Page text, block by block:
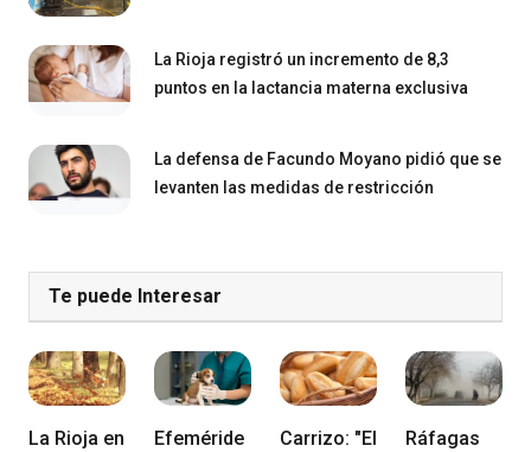
La Rioja registró un incremento de 8,3
puntos en la lactancia materna exclusiva
La defensa de Facundo Moyano pidió que se
levanten las medidas de restricción
Te puede Interesar
La Rioja en
Efeméride
Carrizo: "El
Ráfagas